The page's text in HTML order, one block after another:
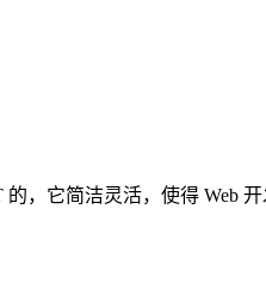
，它简洁灵活，使得 Web 开